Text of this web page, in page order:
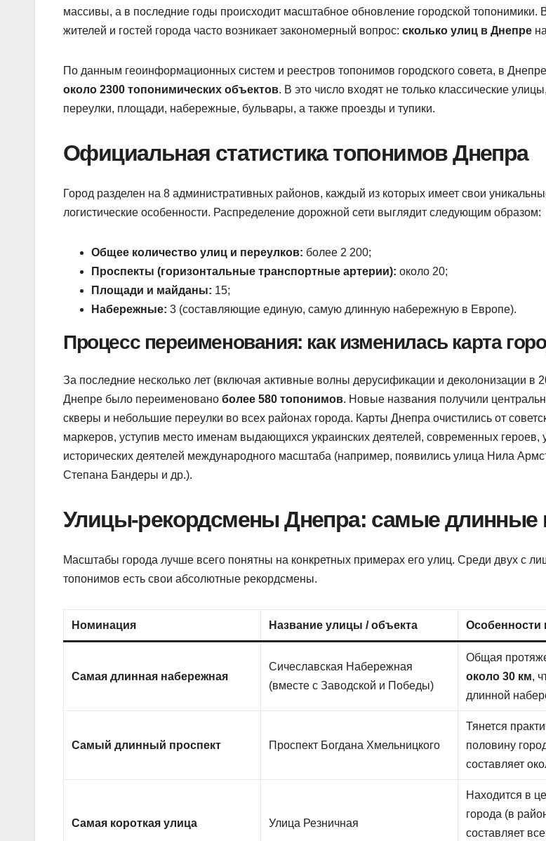
массивы, а в последние годы происходит масштабное обновление городской топонимики.
жителей и гостей города часто возникает закономерный вопрос: сколько улиц в Днепре
По данным геоинформационных систем и реестров топонимов городского совета, в
около 2300 топонимических объектов. В это число входят не только классические
переулки, площади, набережные, бульвары, а также проезды и тупики.
Официальная статистика топонимов Днепра
Город разделен на 8 административных районов, каждый из которых имеет свои
логистические особенности. Распределение дорожной сети выглядит следующим образом:
Общее количество улиц и переулков: более 2 200;
Проспекты (горизонтальные транспортные артерии): около 20;
Площади и майданы: 15;
Набережные: 3 (составляющие единую, самую длинную набережную в Европе).
Процесс переименования: как изменилась карта
За последние несколько лет (включая активные волны дерусификации и деколонизации в
Днепре было переименовано более 580 топонимов. Новые названия получили
скверы и небольшие переулки во всех районах города. Карты Днепра очистились от
маркеров, уступив место именам выдающихся украинских деятелей, современных героев,
исторических деятелей международного масштаба (например, появились улица Нила
Степана Бандеры и др.).
Улицы-рекордсмены Днепра: самые длинные
Масштабы города лучше всего понятны на конкретных примерах его улиц. Среди двух с
топонимов есть свои абсолютные рекордсмены.
Номинация Название улицы / объекта Особенности
Самая длинная набережная
Сичеславская Набережная
(вместе с Заводской и Победы)
Общая
около 30 км,
длинной
Самый длинный проспект Проспект Богдана Хмельницкого
Тянется
половину
составляет
Самая короткая улица Улица Резничная
Находится в
города (в
составляет